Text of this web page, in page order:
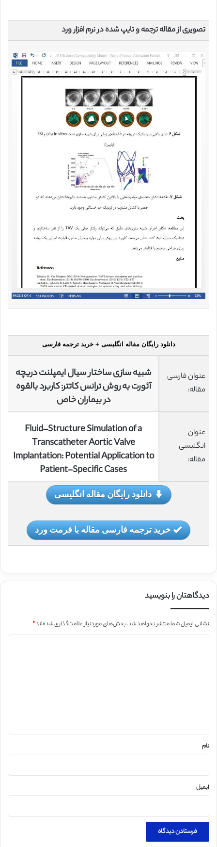
تصویری از مقاله ترجمه و تایپ شده در نرم افزار ورد
دانلود رایگان مقاله انگلیسی + خرید ترجمه فارسی
عنوان فارسی
مقاله:
شبیه سازی ساختار سیال ایمپلنت دریچه
آئورت به روش ترانس کاتتر: کاربرد بالقوه
در بیماران خاص
عنوان
انگلیسی
مقاله:
Fluid–Structure Simulation of a
Transcatheter Aortic Valve
Implantation: Potential Application to
Patient-Specific Cases
دانلود رایگان مقاله انگلیسی
خرید ترجمه فارسی مقاله با فرمت ورد
دیدگاهتان را بنویسید
نشانی ایمیل شما منتشر نخواهد شد.بخش‌های موردنیاز علامت‌گذاری شده‌اند*
نام
ایمیل